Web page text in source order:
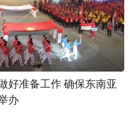
好准备工作 确保东南亚
办